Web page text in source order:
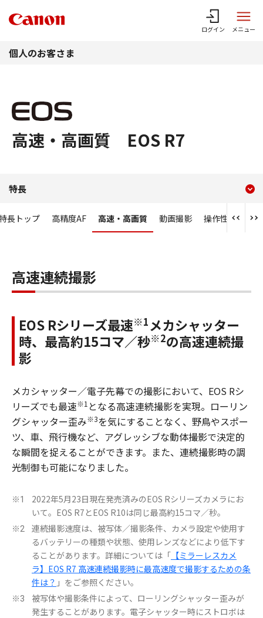
ログイン メニュー
個人のお客さま
高速・高画質 EOS R7
特長
長トップ 高精度AF 高速・高画質 動画撮影 操作性・信頼性
高速連続撮影
EOS Rシリーズ最速※1メカシャッター
時、最高約15コマ／秒※2の高速連続撮
影
メカシャッター／電子先幕での撮影において、EOS Rシ
リーズでも最速※1 となる高速連続撮影を実現。ローリン
グシャッター歪み※3を気にすることなく、野鳥やスポー
ツ、車、飛行機など、アグレッシブな動体撮影で決定的
な瞬間を捉えることができます。また、連続撮影時の調
光制御も可能になりました。
※1
2022年5月23日現在発売済みのEOS Rシリーズカメラにお
いて。EOS R7とEOS R10は同じ最高約15コマ／秒。
※2
連続撮影速度は、被写体／撮影条件、カメラ設定や使用す
るバッテリーの種類や状態、使用レンズなどにより低下す
ることがあります。詳細については「 【ミラーレスカメ
ラ】EOS R7 高速連続撮影時に最高速度で撮影するための条
件は？ 」をご参照ください。
※3
被写体や撮影条件によって、ローリングシャッター歪みが
発生することがあります。電子シャッター時にストロボは